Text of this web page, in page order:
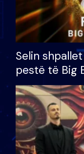
Selin
pestë të Big
çmimin e